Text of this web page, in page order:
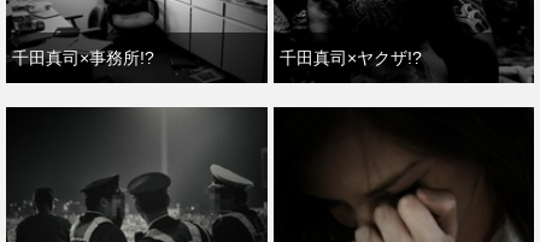
千田真司×事務所!? 千田真司×ヤクザ!?